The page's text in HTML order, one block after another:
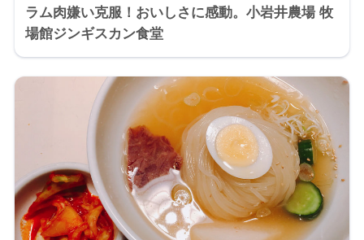
ラム肉嫌い克服！おいしさに感動。小岩井農場 牧
場館ジンギスカン食堂